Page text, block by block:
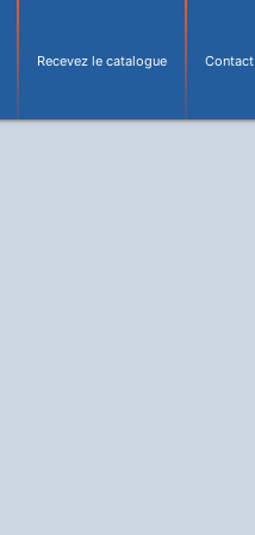
Recevez le catalogue Contact